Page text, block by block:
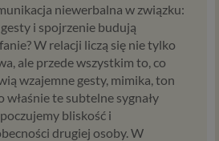
niewerbalna w związku:
gesty i spojrzenie budują
W relacji liczą się nie tylko
ale przede wszystkim to, co
wzajemne gesty, mimika, ton
właśnie te subtelne sygnały
bliskość i
drugiej osoby. W